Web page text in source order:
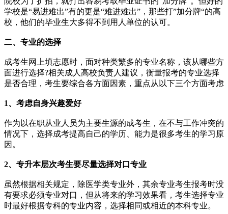
学校是“易进难出”有的更是“难进难出”，那些打”加分牌“的高
校，他们的毕业生大多得不到用人单位的认可。
二、专业的选择
成考生网上填志愿时，面对种类繁多的专业名称，该从哪些方
面进行选择?相关成人高校负责人建议，衡量报考的专业选择
是否合理，考生要综合各方面因素，重点从以下三个方面考虑
1、考虑自身兴趣爱好
作为以在职从业人员为主要生源的成考生，在不与工作冲突的
情况下，选择成考提高自己的学历、能力是很多考生的学习原
因。
2、专升本层次考生要尽量选择对口专业
虽然根据相关规定，除医学类专业外，其余专业考生报考时没
有要求必须专业对口，但从将来的学习效果看，考生选择专业
时最好根据专科的专业内容，选择相同或相近的本科专业。